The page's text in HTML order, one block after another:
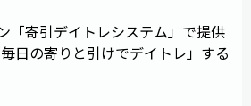
「寄引デイトレシステム」で提供
日の寄りと引けでデイトレ」する